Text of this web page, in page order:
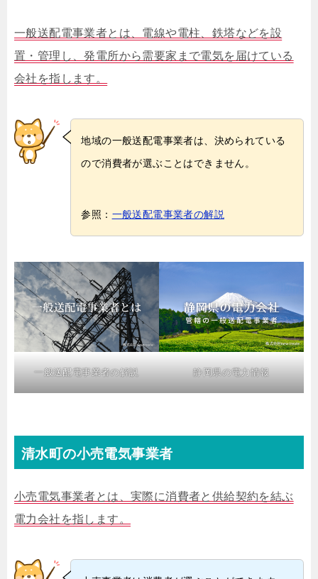
一般送配電事業者とは、電線や電柱、鉄塔などを設
置・管理し、発電所から需要家まで電気を届けている
会社を指します。
地域の一般送配電事業者は、決められている
ので消費者が選ぶことはできません。
参照： 一般送配電事業者の解説
一般送配電事業者の解説 静岡県の電力情報
清水町の小売電気事業者
小売電気事業者とは、実際に消費者と供給契約を結ぶ
電力会社を指します。